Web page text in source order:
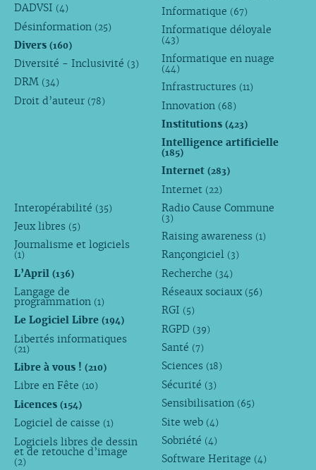
DADVSI (4)
Désinformation (25)
Divers (160)
Diversité - Inclusivité (3)
DRM (34)
Droit d’auteur (78)
Informatique (67)
Informatique déloyale
(43)
Informatique en nuage
(44)
Infrastructures (11)
Innovation (68)
Institutions(423)
Intelligence artificielle
(185)
Internet(283)
Internet (22)
Interopérabilité (35)
Jeux libres (5)
Journalisme et logiciels
(1)
L’April (136)
Langage de
programmation (1)
Le Logiciel Libre (194)
Libertés informatiques
(21)
Libre à vous ! (210)
Libre en Fête (10)
Licences (154)
Logiciel de caisse (1)
Logiciels libres de dessin
et de retouche d’image
(2)
Radio Cause Commune
(3)
Raising awareness (1)
Rançongiciel (3)
Recherche (34)
Réseaux sociaux (56)
RGI (5)
RGPD (39)
Santé (7)
Sciences (18)
Sécurité (3)
Sensibilisation (65)
Site web (4)
Sobriété (4)
Software Heritage (4)